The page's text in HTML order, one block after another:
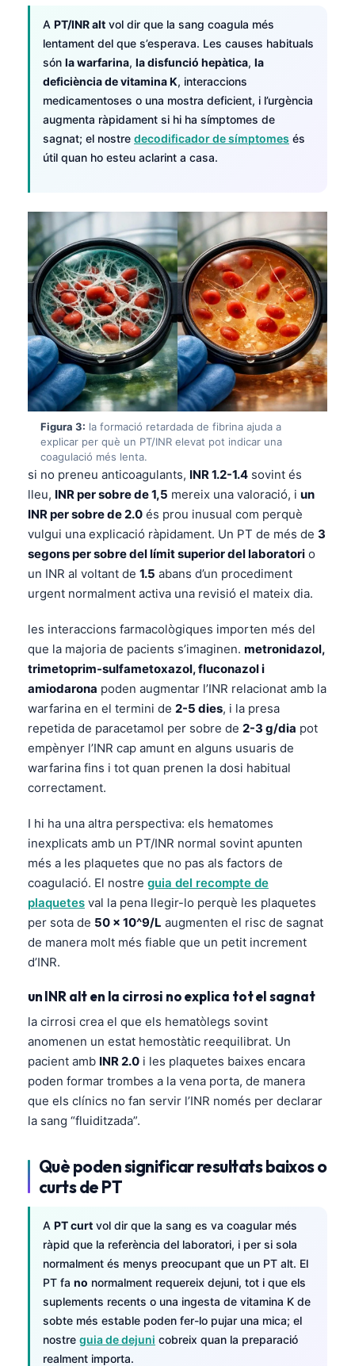
A PT/INR alt vol dir que la sang coagula més
lentament del que s’esperava. Les causes habituals
són la warfarina, la disfunció hepàtica, la
deficiència de vitamina K, interaccions
medicamentoses o una mostra deficient, i l’urgència
augmenta ràpidament si hi ha símptomes de
sagnat; el nostre decodificador de símptomes és
útil quan ho esteu aclarint a casa.
Figura 3: la formació retardada de fibrina ajuda a
explicar per què un PT/INR elevat pot indicar una
coagulació més lenta.
si no preneu anticoagulants, INR 1.2-1.4 sovint és
lleu, INR per sobre de 1,5 mereix una valoració, i un
INR per sobre de 2.0 és prou inusual com perquè
vulgui una explicació ràpidament. Un PT de més de 3
segons per sobre del límit superior del laboratori o
un INR al voltant de 1.5 abans d’un procediment
urgent normalment activa una revisió el mateix dia.
les interaccions farmacològiques importen més del
que la majoria de pacients s’imaginen. metronidazol,
trimetoprim-sulfametoxazol, fluconazol i
amiodarona poden augmentar l’INR relacionat amb la
warfarina en el termini de 2-5 dies, i la presa
repetida de paracetamol per sobre de 2-3 g/dia pot
empènyer l’INR cap amunt en alguns usuaris de
warfarina fins i tot quan prenen la dosi habitual
correctament.
I hi ha una altra perspectiva: els hematomes
inexplicats amb un PT/INR normal sovint apunten
més a les plaquetes que no pas als factors de
coagulació. El nostre guia del recompte de
plaquetes val la pena llegir-lo perquè les plaquetes
per sota de 50 × 10^9/L augmenten el risc de sagnat
de manera molt més fiable que un petit increment
d’INR.
un INR alt en la cirrosi no explica tot el sagnat
la cirrosi crea el que els hematòlegs sovint
anomenen un estat hemostàtic reequilibrat. Un
pacient amb INR 2.0 i les plaquetes baixes encara
poden formar trombes a la vena porta, de manera
que els clínics no fan servir l’INR només per declarar
la sang “fluiditzada”.
Què poden significar resultats baixos o
curts de PT
A PT curt vol dir que la sang es va coagular més
ràpid que la referència del laboratori, i per si sola
normalment és menys preocupant que un PT alt. El
PT fa no normalment requereix dejuni, tot i que els
suplements recents o una ingesta de vitamina K de
sobte més estable poden fer-lo pujar una mica; el
nostre guia de dejuni cobreix quan la preparació
realment importa.